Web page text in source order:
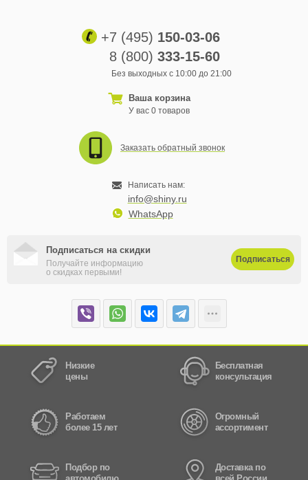
+7 (495) 150-03-06
8 (800) 333-15-60
Без выходных с 10:00 до 21:00
Ваша корзина
У вас 0 товаров
Заказать обратный звонок
Написать нам:
info@shiny.ru
WhatsApp
Подписаться на скидки
Получайте информацию
о скидках первыми!
Подписаться
Низкие
цены
Бесплатная
консультация
Работаем
более 15 лет
Огромный
ассортимент
Подбор по
Доставка по